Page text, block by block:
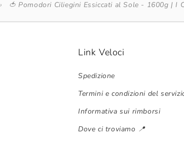
› 🍅 Pomodori Ciliegini Essiccati al Sole - 1600g | I
Link Veloci
Spedizione
Termini e condizioni del
Informativa sui rimborsi
Dove ci troviamo 📍